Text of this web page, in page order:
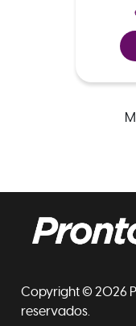
Copyright © 2026
reservados.